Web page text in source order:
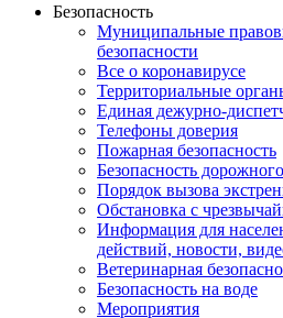
Безопасность
Муниципальные
безопасности
Все о коронавирусе
Территориальные
Единая дежурно-
Телефоны доверия
Пожарная безопасность
Безопасность
Порядок вызова
Обстановка с
Информация для
действий, новости,
Ветеринарная
Безопасность на воде
Мероприятия